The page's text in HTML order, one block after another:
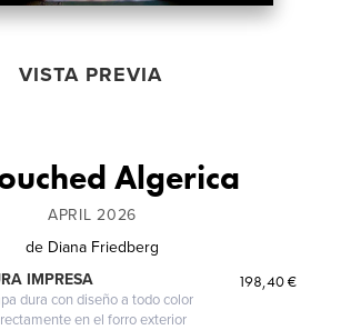
VISTA PREVIA
Algerica
APRIL 2026
de Diana Friedberg
IMPRESA
dura con diseño a todo color
en el forro exterior
198,40 €